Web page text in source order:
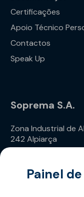
Certificações
Apoio Técnico
Contactos
Speak Up
Soprema S.A.
Zona Industrial de
242 Alpiarça
Painel de gerenciamento de